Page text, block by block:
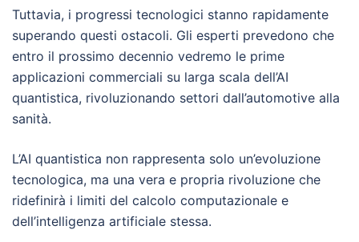
Tuttavia, i progressi tecnologici stanno rapidamente
superando questi ostacoli. Gli esperti prevedono che
entro il prossimo decennio vedremo le prime
applicazioni commerciali su larga scala dell’AI
quantistica, rivoluzionando settori dall’automotive alla
sanità.
L’AI quantistica non rappresenta solo un’evoluzione
tecnologica, ma una vera e propria rivoluzione che
ridefinirà i limiti del calcolo computazionale e
dell’intelligenza artificiale stessa.